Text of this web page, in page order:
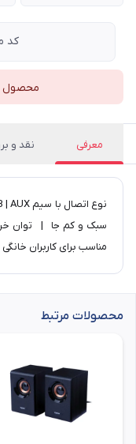
کد
محصول
معرفی نقد و بررسی
مناسب برای کاربران خانگی
محصولات مرتبط